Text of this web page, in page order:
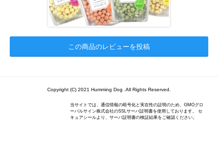
この商品のレビューを投稿
Copyright (C) 2021 Humming Dog .All Rights Reserved.
当サイトでは、通信情報の暗号化と実在性の証明のため、GMOグロ
ーバルサイン株式会社のSSLサーバ証明書を使用しております。 セ
キュアシールより、サーバ証明書の検証結果をご確認ください。